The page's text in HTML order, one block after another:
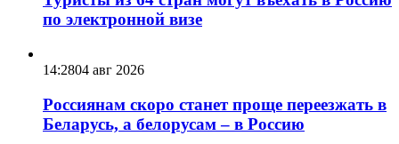
по электронной визе
14:2804 авг 2026
Россиянам скоро станет проще переезжать в
Беларусь, а белорусам – в Россию